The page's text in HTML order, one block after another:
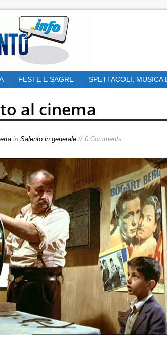
FESTE E SAGRE SPETTACOLI, MUSICA
al cinema
in Salento in generale // 0 Comments